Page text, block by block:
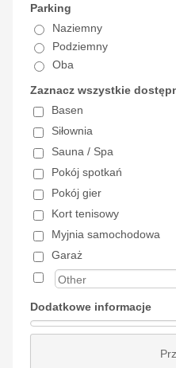
Parking
Naziemny
Podziemny
Oba
Zaznacz wszystkie
Basen
Siłownia
Sauna / Spa
Pokój spotkań
Pokój gier
Kort tenisowy
Myjnia samochodowa
Garaż
Dodatkowe informacje